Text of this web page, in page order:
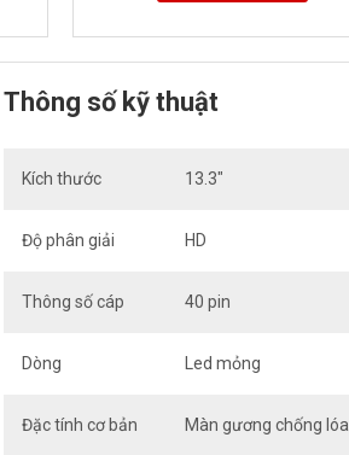
Thông số kỹ thuật
Kích thước 13.3″
Độ phân giải HD
Thông số cáp 40 pin
Dòng Led mỏng
Đặc tính cơ bản Màn gương chống lóa